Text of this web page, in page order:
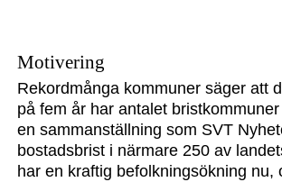
Motivering
Rekordmånga kommuner säger att
på fem år har antalet
en sammanställning som SVT
bostadsbrist i närmare 250 av
har en kraftig befolkningsökning nu,